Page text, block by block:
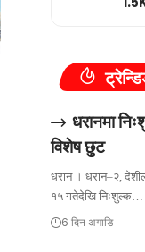
धरानमा
विशेष छुट
धरान । धरान–२,
१५ गतेदेखि निःशुल्क…
6 दिन अगाडि